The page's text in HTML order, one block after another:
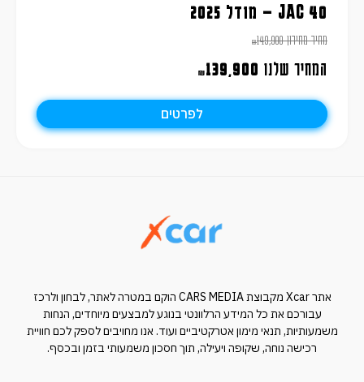
JAC 40 – מודל 2025
מחיר מחירון ₪149,900
המחיר שלנו ₪139,900
לפרטים
אתר Xcar מקבוצת CARS MEDIA הוקם במטרה לאתר, לבחון ולרכז
עבורכם את כל המידע הרלוונטי בנוגע למבצעים מיוחדים, הנחות
משמעותיות, תנאי מימון אטרקטיביים ועוד. אנו מחויבים לספק לכם חוויית
רכישה נוחה, שקופה ויעילה, תוך חסכון משמעותי בזמן ובכסף.